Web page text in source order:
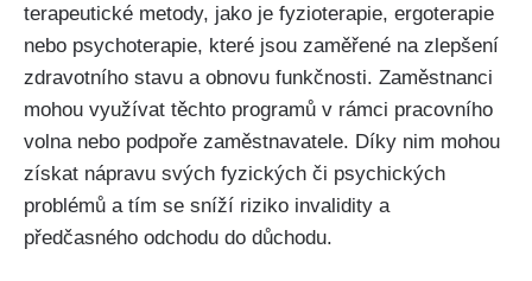
terapeutické metody, jako je fyzioterapie, ergoterapie
nebo psychoterapie, které jsou zaměřené na zlepšení
zdravotního stavu a obnovu funkčnosti. Zaměstnanci
mohou využívat těchto programů v rámci pracovního
volna nebo podpoře zaměstnavatele. Díky nim mohou
získat nápravu svých fyzických či psychických
problémů a tím se sníží riziko invalidity a
předčasného odchodu do důchodu.